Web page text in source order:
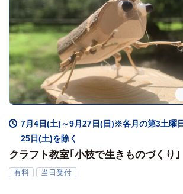
7月4日(土)～9月27日(日)※各月の第3土曜
25日(土)を除く
クラフト教室｢小枝で生きものづくり｣
有料 当日受付